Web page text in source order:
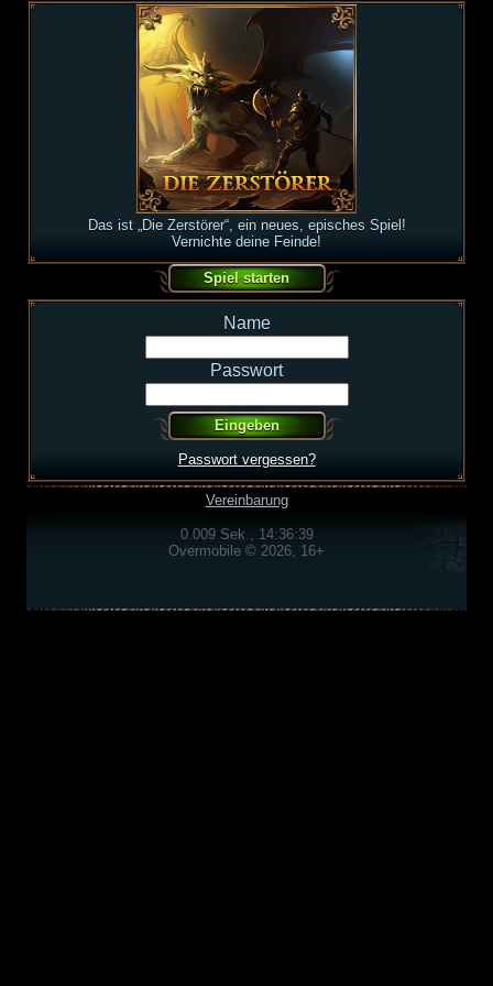
Das ist „Die Zerstörer“, ein neues, episches Spiel!
Vernichte deine Feinde!
Name
Passwort
Passwort vergessen?
Vereinbarung
0.009 Sek., 14:36:39
Overmobile © 2026, 16+